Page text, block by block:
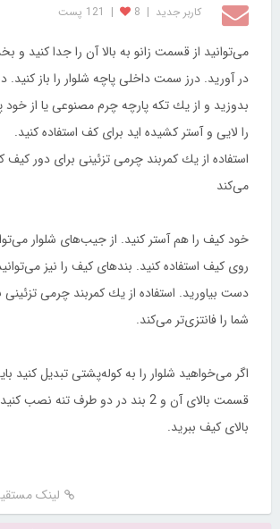
کاربر جديد |
8
| 121 پست
می‌توانید از قسمت زانو به بالا آن را جدا كنید و
در آورید. درز سمت داخلی پاچه شلوار را باز كنید.
بدوزید و از یك تكه پارچه چرم مصنوعی یا از
را لایی و آستر كشیده اید برای كف استفاده كنید.
استفاده از یك كمربند چرمی تزئینی برای دور كیف
می‌كند
خود كیف را هم آستر كنید. از جیب‌های شلوار
روی كیف استفاده كنید. بند‌های كیف را نیز
دست بیاورید. استفاده از یك كمربند چرمی تزئینی
شما را فانتزی‌تر می‌كند.
اگر می‌خواهید شلوار را به كوله‌پشتی تبدیل كنید
قسمت بالای آن و 2 بند در دو طرف تنه
بالای كیف ببرید.
لینک